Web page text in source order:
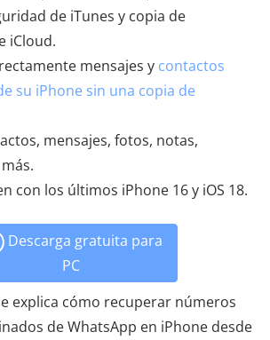
de iTunes y copia de
iCloud.
mensajes y contactos
su iPhone sin una copia de
mensajes, fotos, notas,
con los últimos iPhone 16 y iOS 18.
Descarga gratuita para
PC
explica cómo recuperar números
de WhatsApp en iPhone desde